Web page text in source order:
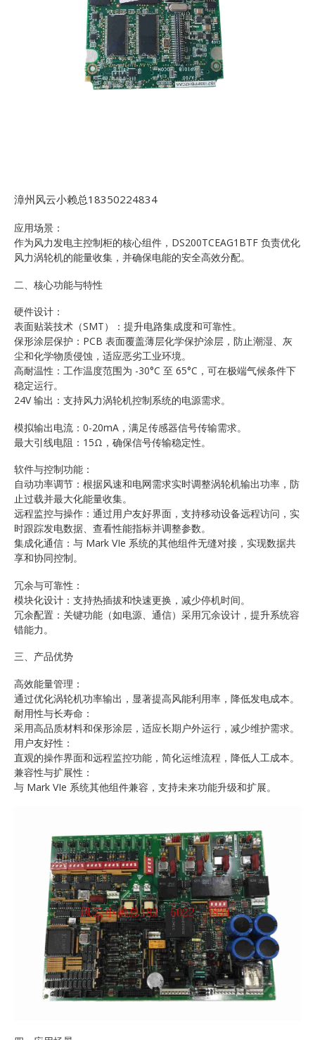
漳州风云小赖总18350224834
应用场景：
作为风力发电主控制柜的核心组件，DS200TCEAG1BTF 负责优化
风力涡轮机的能量收集，并确保电能的安全高效分配。
二、核心功能与特性
硬件设计：
表面贴装技术（SMT）：提升电路集成度和可靠性。
保形涂层保护：PCB 表面覆盖薄层化学保护涂层，防止潮湿、灰
尘和化学物质侵蚀，适应恶劣工业环境。
高耐温性：工作温度范围为 -30°C 至 65°C，可在极端气候条件下
稳定运行。
24V 输出：支持风力涡轮机控制系统的电源需求。
模拟输出电流：0-20mA，满足传感器信号传输需求。
最大引线电阻：15Ω，确保信号传输稳定性。
软件与控制功能：
自动功率调节：根据风速和电网需求实时调整涡轮机输出功率，防
止过载并最大化能量收集。
远程监控与操作：通过用户友好界面，支持移动设备远程访问，实
时跟踪发电数据、查看性能指标并调整参数。
集成化通信：与 Mark VIe 系统的其他组件无缝对接，实现数据共
享和协同控制。
冗余与可靠性：
模块化设计：支持热插拔和快速更换，减少停机时间。
冗余配置：关键功能（如电源、通信）采用冗余设计，提升系统容
错能力。
三、产品优势
高效能量管理：
通过优化涡轮机功率输出，显著提高风能利用率，降低发电成本。
耐用性与长寿命：
采用高品质材料和保形涂层，适应长期户外运行，减少维护需求。
用户友好性：
直观的操作界面和远程监控功能，简化运维流程，降低人工成本。
兼容性与扩展性：
与 Mark VIe 系统其他组件兼容，支持未来功能升级和扩展。